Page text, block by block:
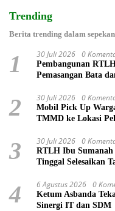
Trending
Berita trending dalam
1 30 Juli 2026 0
Pembangunan
Pemasangan Bata
2 30 Juli 2026 0
Mobil Pick Up
TMMD ke Lokasi
3 30 Juli 2026 0
RTLH Ibu
Tinggal Selesaikan
4 6 Agustus 2026 0
Ketum Asbanda
Sinergi IT dan SDM